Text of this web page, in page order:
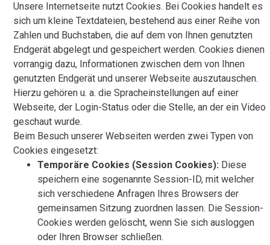
Unsere Internetseite nutzt Cookies. Bei Cookies handelt es
sich um kleine Textdateien, bestehend aus einer Reihe von
Zahlen und Buchstaben, die auf dem von Ihnen genutzten
Endgerät abgelegt und gespeichert werden. Cookies dienen
vorrangig dazu, Informationen zwischen dem von Ihnen
genutzten Endgerät und unserer Webseite auszutauschen.
Hierzu gehören u. a. die Spracheinstellungen auf einer
Webseite, der Login-Status oder die Stelle, an der ein Video
geschaut wurde.
Beim Besuch unserer Webseiten werden zwei Typen von
Cookies eingesetzt:
Temporäre Cookies (Session Cookies): Diese
speichern eine sogenannte Session-ID, mit welcher
sich verschiedene Anfragen Ihres Browsers der
gemeinsamen Sitzung zuordnen lassen. Die Session-
Cookies werden gelöscht, wenn Sie sich ausloggen
oder Ihren Browser schließen.